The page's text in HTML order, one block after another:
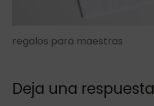
regalos para maestras
Deja una respuesta